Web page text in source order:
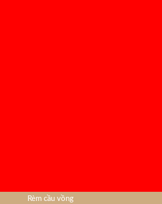
Rèm cầu vồng